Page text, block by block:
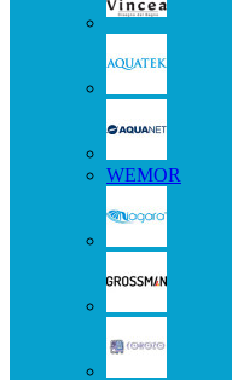
WEMOR